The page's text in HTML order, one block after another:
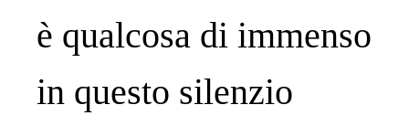
è qualcosa di immenso
in questo silenzio